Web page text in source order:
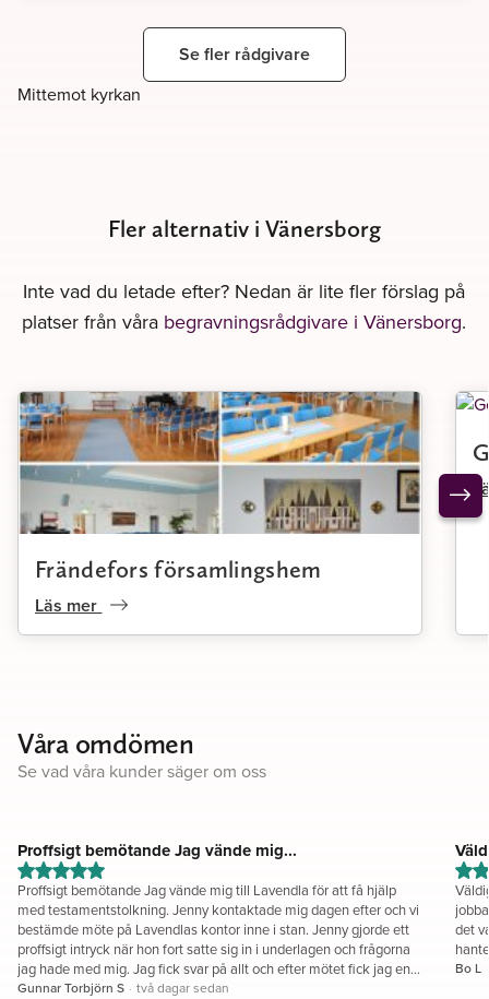
Se fler rådgivare
Mittemot kyrkan
Fler alternativ i Vänersborg
Inte vad du letade efter? Nedan är lite fler förslag på
platser från våra begravningsrådgivare i Vänersborg.
Frändefors församlingshem
Läs mer
Våra omdömen
Se vad våra kunder säger om oss
Proffsigt bemötande Jag vände mig...
Proffsigt bemötande Jag vände mig till Lavendla för att få hjälp
med testamentstolkning. Jenny kontaktade mig dagen efter och vi
bestämde möte på Lavendlas kontor inne i stan. Jenny gjorde ett
proffsigt intryck när hon fort satte sig in i underlagen och frågorna
jag hade med mig. Jag fick svar på allt och efter mötet fick jag en
sammanställning på hur andelarna i testamentet ska beräknas och
Gunnar Torbjörn S · två dagar sedan
det
Bo L